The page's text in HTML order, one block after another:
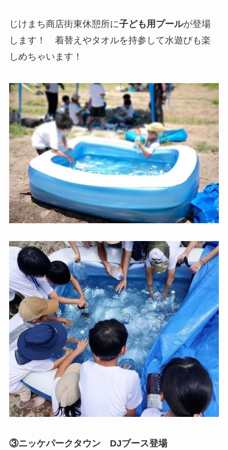
じけまち商店街東休憩所に子ども用プールが登場
します！ 着替えやタオルを持参して水遊びも楽
しめちゃいます！
③ニッケパークタウン DJブース登場